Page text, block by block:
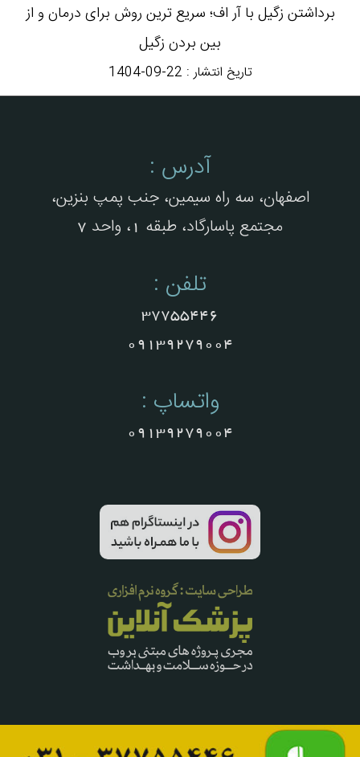
برداشتن زگیل با آر اف؛ سریع ترین روش برای درمان و از
بین بردن زگیل
تاریخ انتشار : 1404-09-22
آدرس :
اصفهان، سه راه سیمین، جنب پمپ بنزین،
مجتمع پاسارگاد، طبقه 1، واحد 7
تلفن :
37755446
09139279004
واتساپ :
09139279004